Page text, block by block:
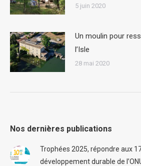
5 juin 2020
Un moulin pour
l’Isle
28 mai 2020
Nos dernières publications
Trophées 2025, répondre aux
développement durable de